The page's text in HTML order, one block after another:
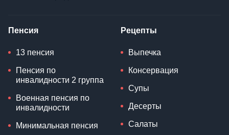
Пенсия
13 пенсия
Пенсия по
инвалидности 2 группа
Военная пенсия по
инвалидности
Минимальная пенсия
Рецепты
Выпечка
Консервация
Супы
Десерты
Салаты